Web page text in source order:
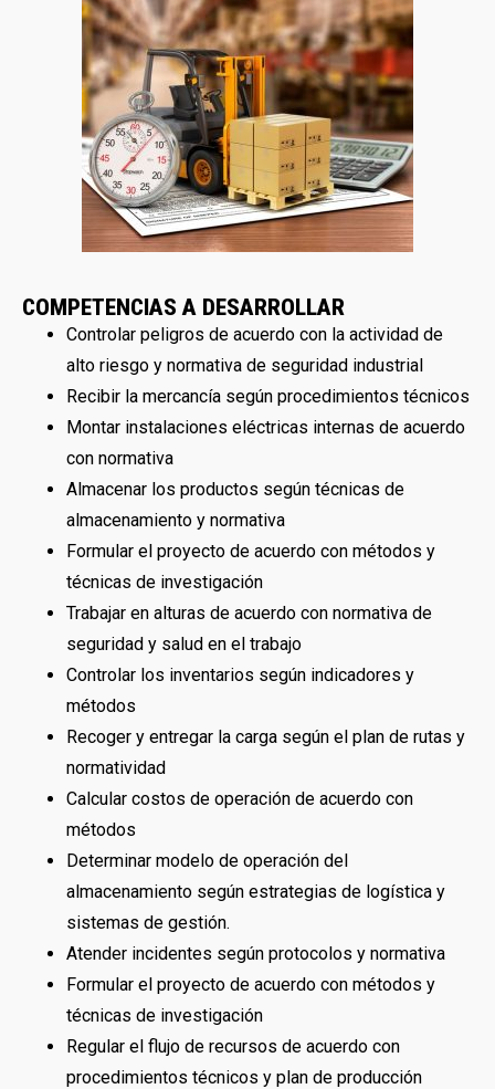
COMPETENCIAS A DESARROLLAR
Controlar peligros de acuerdo con la actividad de
alto riesgo y normativa de seguridad industrial
Recibir la mercancía según procedimientos técnicos
Montar instalaciones eléctricas internas de acuerdo
con normativa
Almacenar los productos según técnicas de
almacenamiento y normativa
Formular el proyecto de acuerdo con métodos y
técnicas de investigación
Trabajar en alturas de acuerdo con normativa de
seguridad y salud en el trabajo
Controlar los inventarios según indicadores y
métodos
Recoger y entregar la carga según el plan de rutas y
normatividad
Calcular costos de operación de acuerdo con
métodos
Determinar modelo de operación del
almacenamiento según estrategias de logística y
sistemas de gestión.
Atender incidentes según protocolos y normativa
Formular el proyecto de acuerdo con métodos y
técnicas de investigación
Regular el flujo de recursos de acuerdo con
procedimientos técnicos y plan de producción